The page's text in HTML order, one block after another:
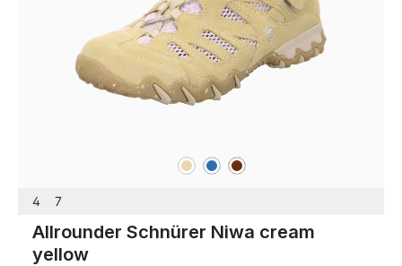
beigeblau braun
4 7
Allrounder Schnürer Niwa cream
yellow